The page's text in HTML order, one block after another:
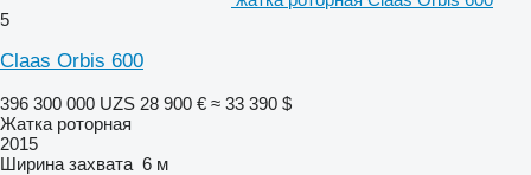
5
Claas Orbis 600
396 300 000 UZS 28 900 € ≈ 33 390 $
Жатка роторная
2015
Ширина захвата 6 м